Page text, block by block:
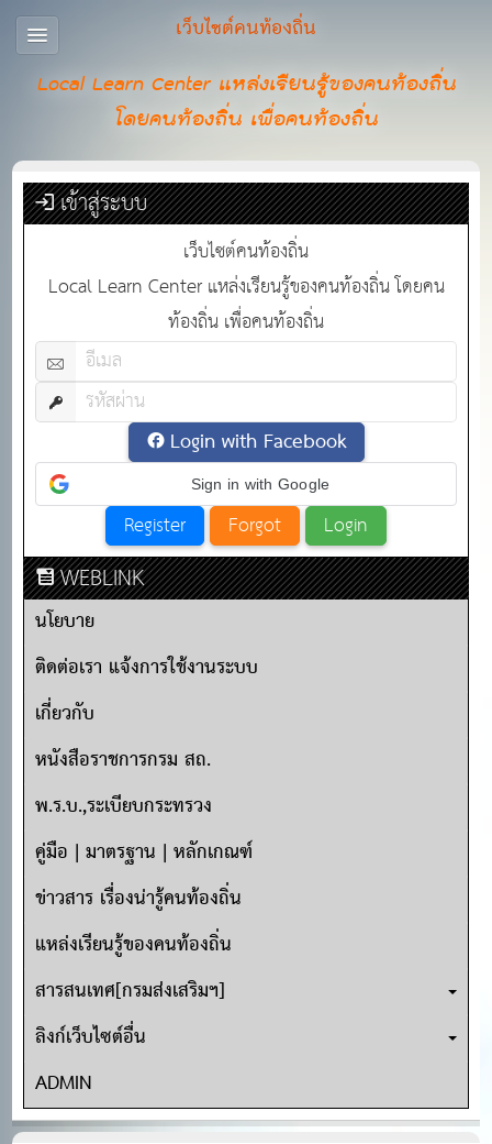
เว็บไซต์คนท้องถิ่น
Local Learn Center แหล่งเรียนรู้ของคนท้องถิ่น
โดยคนท้องถิ่น เพื่อคนท้องถิ่น
เข้าสู่ระบบ
เว็บไซต์คนท้องถิ่น
Local Learn Center แหล่งเรียนรู้ของคนท้องถิ่น โดยคน
ท้องถิ่น เพื่อคนท้องถิ่น
Login with Facebook
Sign in with Google
WEBLINK
นโยบาย
ติดต่อเรา แจ้งการใช้งานระบบ
เกี่ยวกับ
หนังสือราชการกรม สถ.
พ.ร.บ.,ระเบียบกระทรวง
คู่มือ | มาตรฐาน | หลักเกณฑ์
ข่าวสาร เรื่องน่ารู้คนท้องถิ่น
แหล่งเรียนรู้ของคนท้องถิ่น
สารสนเทศ[กรมส่งเสริมฯ]
ลิงก์เว็บไซต์อื่น
ADMIN